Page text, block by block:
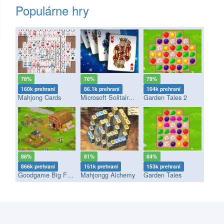
Populárne hry
78%
160k prehraní
Mahjong Cards
76%
86.1k prehraní
Microsoft Solitaire Collection
79%
104k prehraní
Garden Tales 2
88%
866k prehraní
Goodgame Big Farm
81%
151k prehraní
Mahjongg Alchemy
84%
153k prehraní
Garden Tales